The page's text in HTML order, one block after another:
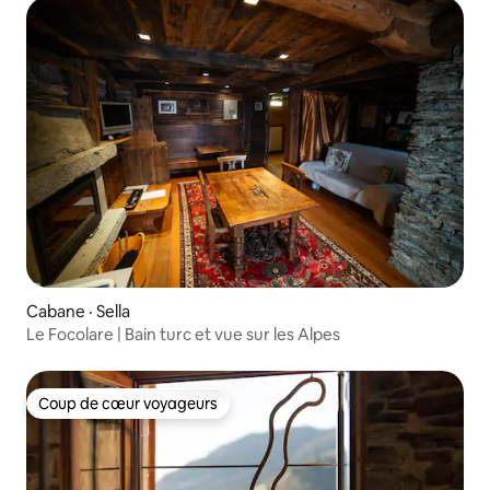
Cabane · Sella
Le Focolare | Bain turc et vue sur les Alpes
Coup de cœur voyageurs
Coup de cœur voyageurs